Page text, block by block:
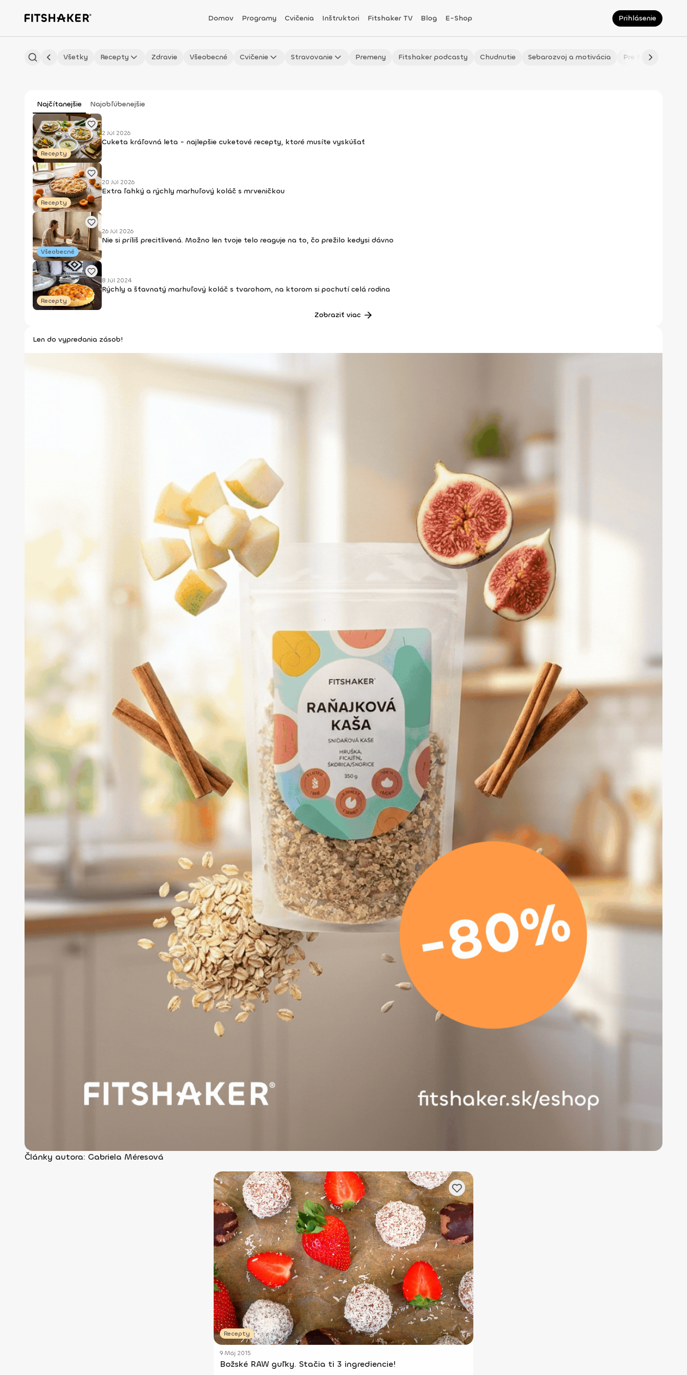
Domov Programy Cvičenia Inštruktori Fitshaker TV Blog E-Shop Prihlásenie
Všetky Recepty Zdravie Všeobecné Cvičenie Stravovanie Premeny Fitshaker podcasty Chudnutie Sebarozvoj a motivácia Pre fitmaminky
Najčítanejšie Najobľúbenejšie
Recepty
2 Júl 2026
Cuketa kráľovná leta - najlepšie cuketové recepty, ktoré musíte vyskúšať
Recepty
20 Júl 2026
Extra ľahký a rýchly marhuľový koláč s mrveničkou
Všeobecné
26 Júl 2026
Nie si príliš precitlivená. Možno len tvoje telo reaguje na to, čo prežilo kedysi dávno
Recepty
8 Júl 2024
Rýchly a šťavnatý marhuľový koláč s tvarohom, na ktorom si pochutí celá rodina
Zobraziť viac
Len do vypredania zásob!
Články autora: Gabriela Méresová
Recepty
9 Máj 2015
Božské RAW guľky. Stačia ti 3 ingrediencie!